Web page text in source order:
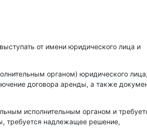
от имени юридического лица и
органом) юридического лица,
договора аренды, а также
исполнительным органом и
требуется надлежащее решение,